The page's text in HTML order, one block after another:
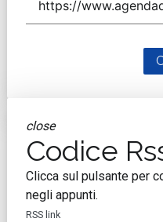
close
Codice
Clicca sul pulsante per
negli appunti.
RSS link